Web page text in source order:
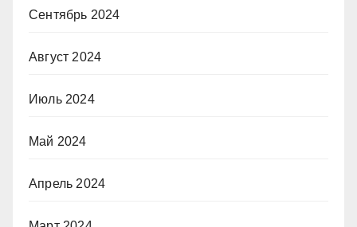
Сентябрь 2024
Август 2024
Июль 2024
Май 2024
Апрель 2024